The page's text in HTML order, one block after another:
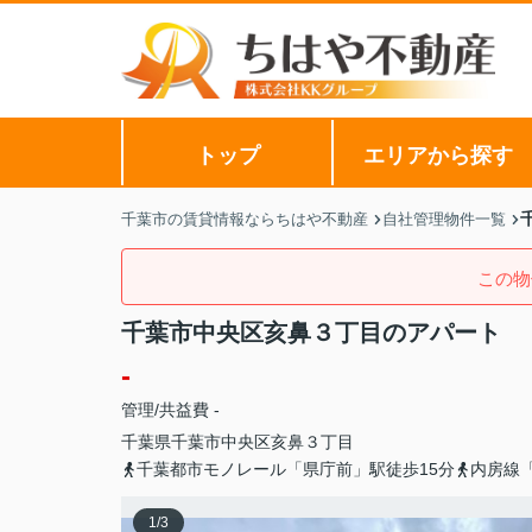
トップ エリアから探す
千葉市の賃貸情報ならちはや不動産 自社管理物件一覧
この
千葉市中央区亥鼻３丁目のアパート
-
管理/共益費 -
千葉県千葉市中央区亥鼻３丁目
千葉都市モノレール「県庁前」駅徒歩15分
内房線
1/3